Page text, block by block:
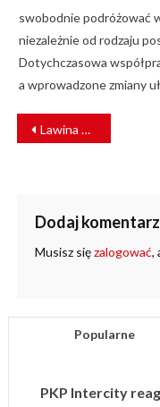
swobodnie podróżować
niezależnie od rodzaju
Dotychczasowa
a wprowadzone zmiany
NAWIGACJA
WPISU
Lawina błotna w Austrii wstrzymała ruch kolejowy
Dodaj komentarz
Musisz sięzalogować,
Popularne
PKP Intercity